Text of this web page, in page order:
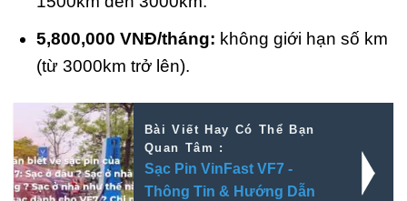
5,800,000 VNĐ/tháng: không giới hạn số km
(từ 3000km trở lên).
Bài Viết Hay Có Thể Bạn
Quan Tâm :
Sạc Pin VinFast VF7 -
Thông Tin & Hướng Dẫn